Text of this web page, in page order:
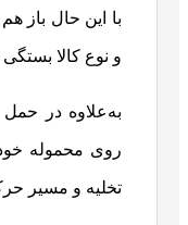
با این حال باز
و نوع کالا بستگی
به‌علاوه در
روی محموله خود
تخلیه و مسیر